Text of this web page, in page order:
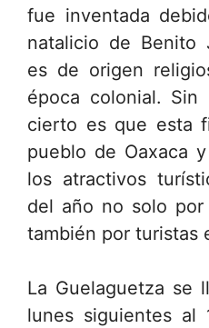
fue inventada
natalicio de Benito
es de origen
época colonial.
cierto es que esta
pueblo de Oaxaca
los atractivos
del año no solo
también por turistas
La Guelaguetza se
lunes siguientes